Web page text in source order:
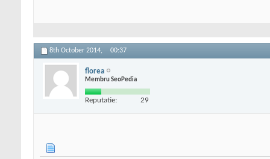
8th October 2014, 00:37
florea
Membru SeoPedia
Reputatie: 29